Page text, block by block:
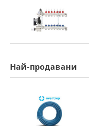
Най-продавани